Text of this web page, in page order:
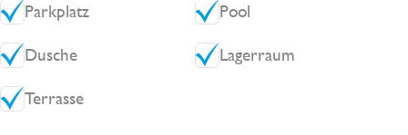
Parkplatz Pool
Dusche Lagerraum
Terrasse